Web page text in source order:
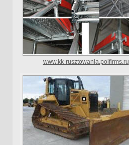
www.kk-rusztowania.polfirms.ru